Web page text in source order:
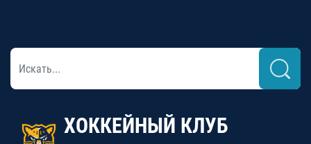
ХОККЕЙНЫЙ КЛУБ